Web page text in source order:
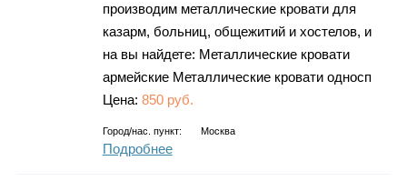
производим металлические кровати для
казарм, больниц, общежитий и хостелов, и
на вы найдете: Металлические кровати
армейские Металлические кровати односп
Цена: 850 руб.
Город/нас. пункт: Москва
Подробнее